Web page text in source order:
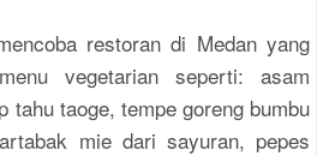
restoran di Medan yang
vegetarian seperti: asam
tahu taoge, tempe goreng bumbu
mie dari sayuran, pepes